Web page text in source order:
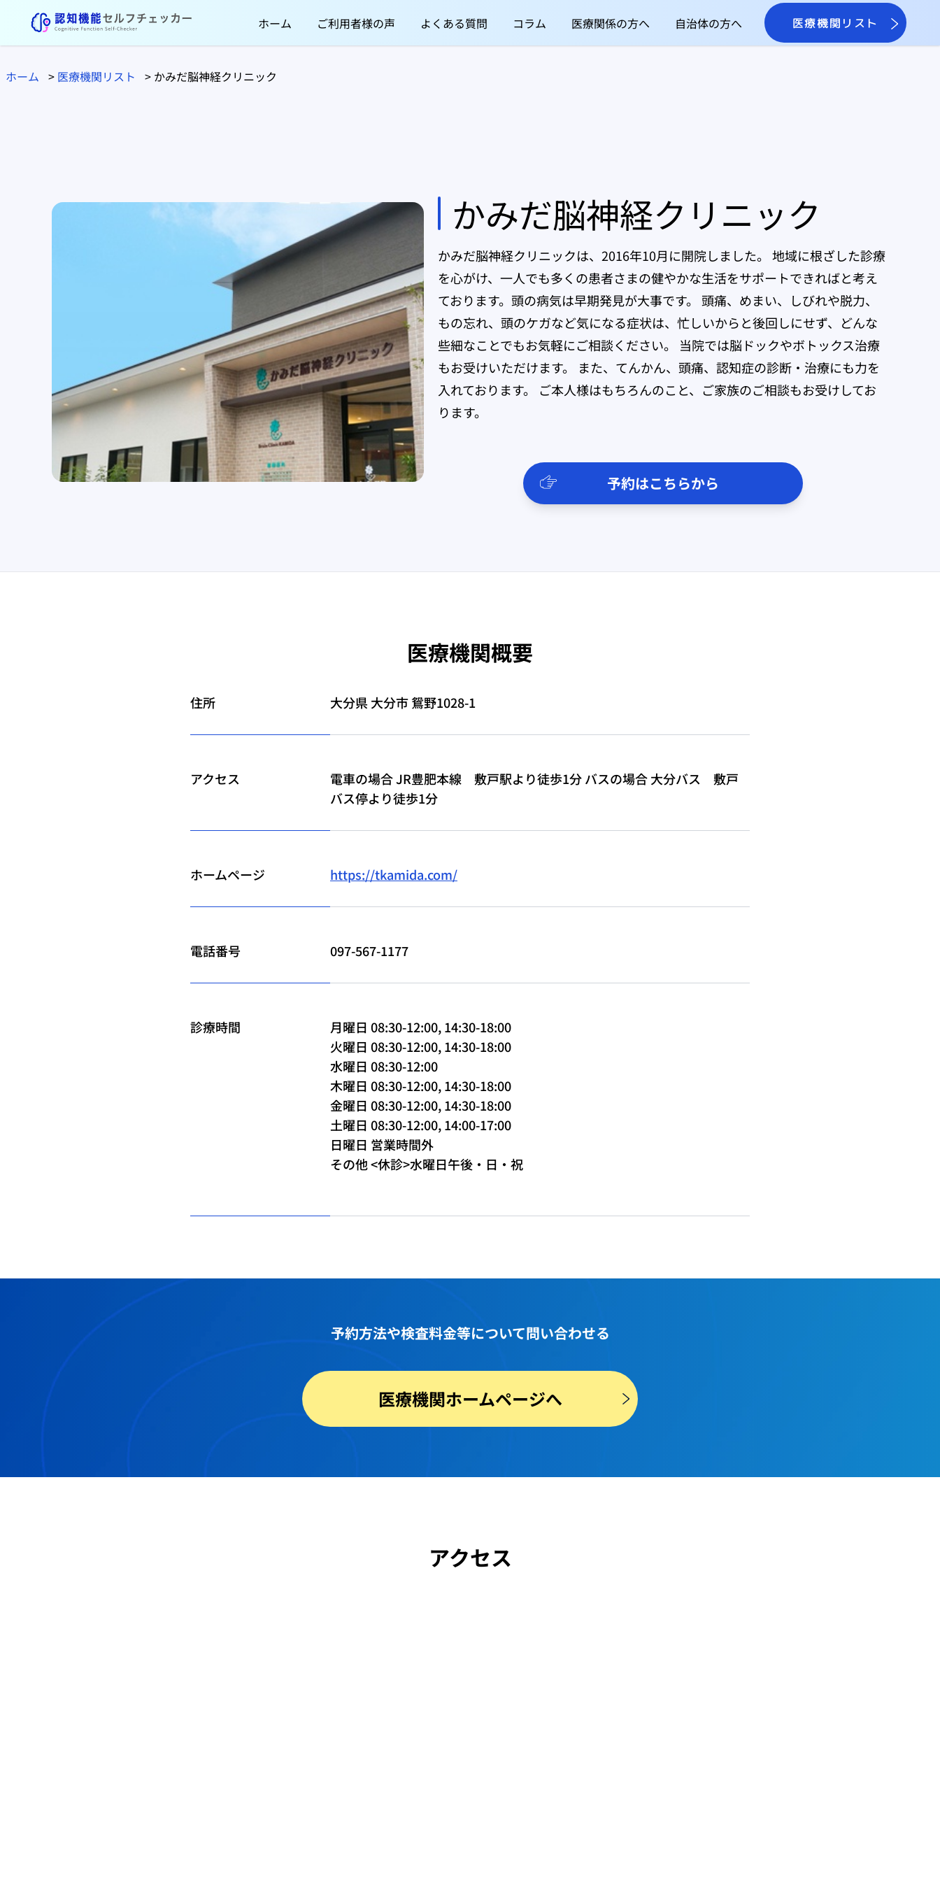
ホーム ご利用者様の声 よくある質問 コラム 医療関係の方へ 自治体の方へ 医療機関リスト
ホーム > 医療機関リスト > かみだ脳神経クリニック
かみだ脳神経クリニック
かみだ脳神経クリニックは、2016年10月に開院しました。 地域に根ざした診療
を心がけ、一人でも多くの患者さまの健やかな生活をサポートできればと考え
ております。頭の病気は早期発見が大事です。 頭痛、めまい、しびれや脱力、
もの忘れ、頭のケガなど気になる症状は、忙しいからと後回しにせず、どんな
些細なことでもお気軽にご相談ください。 当院では脳ドックやボトックス治療
もお受けいただけます。 また、てんかん、頭痛、認知症の診断・治療にも力を
入れております。 ご本人様はもちろんのこと、ご家族のご相談もお受けしてお
ります。
予約はこちらから
医療機関概要
住所 大分県 大分市 鴛野1028-1
アクセス
電車の場合 JR豊肥本線 敷戸駅より徒歩1分 バスの場合 大分バス 敷戸
バス停より徒歩1分
ホームページ https://tkamida.com/
電話番号 097-567-1177
診療時間
月曜日 08:30-12:00, 14:30-18:00
火曜日 08:30-12:00, 14:30-18:00
水曜日 08:30-12:00
木曜日 08:30-12:00, 14:30-18:00
金曜日 08:30-12:00, 14:30-18:00
土曜日 08:30-12:00, 14:00-17:00
日曜日 営業時間外
その他 <休診>水曜日午後・日・祝
予約方法や検査料金等について問い合わせる
医療機関ホームページへ
アクセス